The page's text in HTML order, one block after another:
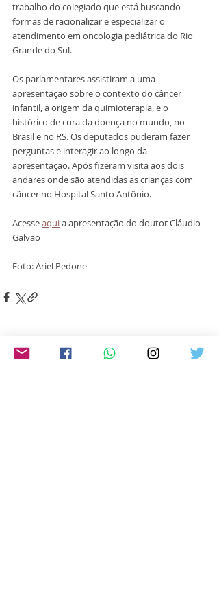
trabalho do colegiado que está buscando
formas de racionalizar e especializar o
atendimento em oncologia pediátrica do Rio
Grande do Sul.
Os parlamentares assistiram a uma
apresentação sobre o contexto do câncer
infantil, a origem da quimioterapia, e o
histórico de cura da doença no mundo, no
Brasil e no RS. Os deputados puderam fazer
perguntas e interagir ao longo da
apresentação. Após fizeram visita aos dois
andares onde são atendidas as crianças com
câncer no Hospital Santo Antônio.
Acesse aqui a apresentação do doutor Cláudio
Galvão
Foto: Ariel Pedone